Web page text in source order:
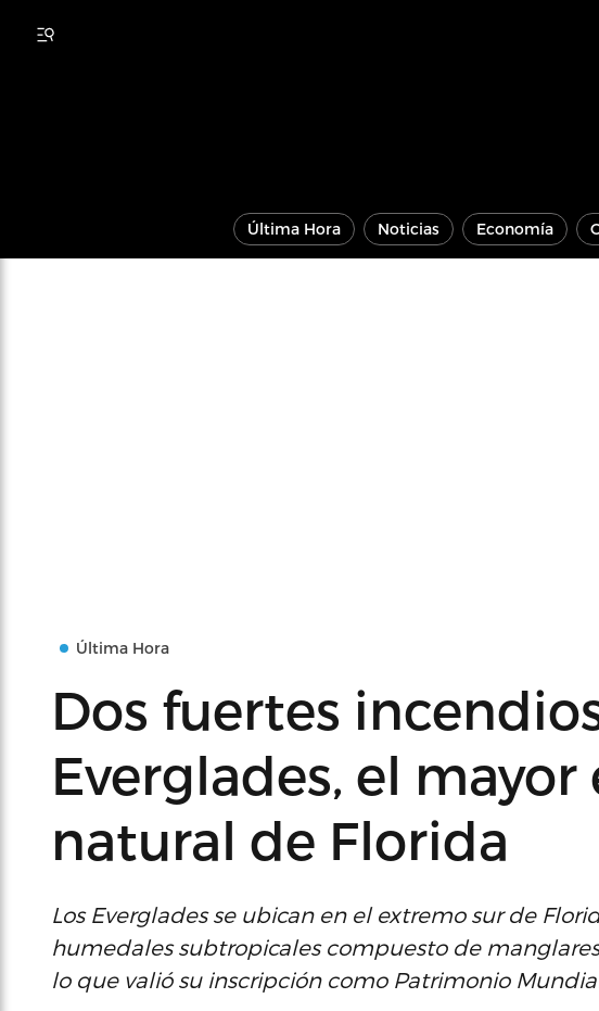
Última Hora Noticias Economía
Última Hora
Dos fuertes
Everglades, el
natural de Florida
Los Everglades se ubican en el extremo sur de
humedales subtropicales compuesto de
lo que valió su inscripción como Patrimonio